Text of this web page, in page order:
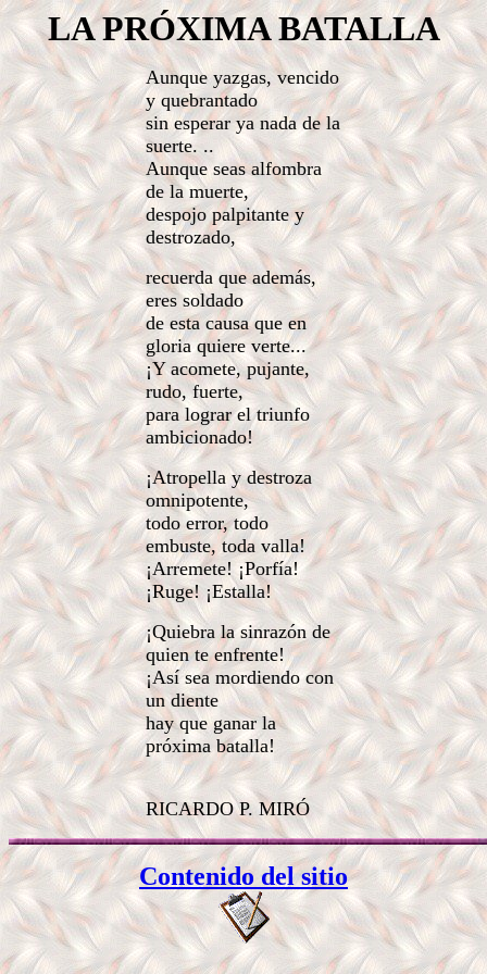
LA PRÓXIMA BATALLA
Aunque yazgas, vencido
y quebrantado
sin esperar ya nada de la
suerte. ..
Aunque seas alfombra
de la muerte,
despojo palpitante y
destrozado,
recuerda que además,
eres soldado
de esta causa que en
gloria quiere verte...
¡Y acomete, pujante,
rudo, fuerte,
para lograr el triunfo
ambicionado!
¡Atropella y destroza
omnipotente,
todo error, todo
embuste, toda valla!
¡Arremete! ¡Porfía!
¡Ruge! ¡Estalla!
¡Quiebra la sinrazón de
quien te enfrente!
¡Así sea mordiendo con
un diente
hay que ganar la
próxima batalla!
RICARDO P. MIRÓ
Contenido del sitio